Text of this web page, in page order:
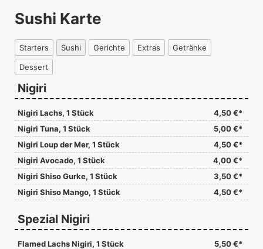
Sushi Karte
Starters Sushi Gerichte Extras Getränke
Dessert
Nigiri
Nigiri Lachs, 1 Stück
4,50 €*
Nigiri Tuna, 1 Stück
5,00 €*
Nigiri Loup der Mer, 1 Stück
4,50 €*
Nigiri Avocado, 1 Stück
4,00 €*
Nigiri Shiso Gurke, 1 Stück
3,50 €*
Nigiri Shiso Mango, 1 Stück
4,50 €*
Spezial Nigiri
Flamed Lachs Nigiri, 1 Stück
5,50 €*